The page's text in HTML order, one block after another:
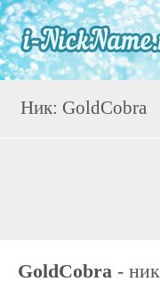
Ник: GoldCobra
GoldCobra -